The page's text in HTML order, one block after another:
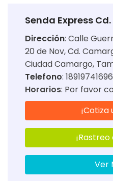
Senda Express
Dirección: Calle
20 de Nov, Cd.
Ciudad Camargo,
Telefono: 18919741696
Horarios: Por favor
¡Cotiza
Ver